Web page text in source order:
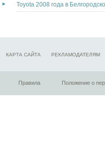
КАРТА САЙТА РЕКЛАМОДАТЕЛЯМ
Правила Положение о